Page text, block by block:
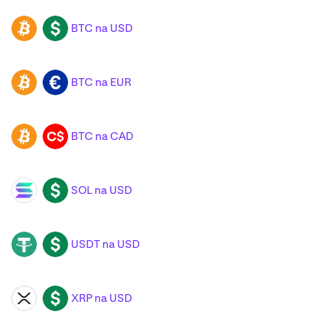
BTC USD BTC na USD
BTC EUR BTC na EUR
BTC CAD BTC na CAD
SOL USD SOL na USD
USDT USD USDT na USD
XRP USD XRP na USD